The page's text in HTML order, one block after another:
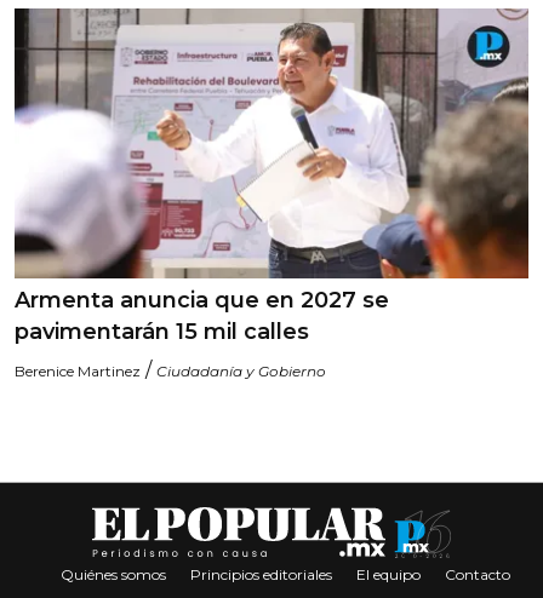
Armenta anuncia que en 2027 se
pavimentarán 15 mil calles
Berenice Martinez / Ciudadanía y Gobierno
Quiénes somos Principios editoriales El equipo Contacto